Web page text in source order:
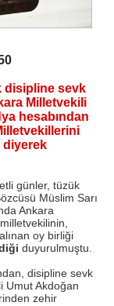
disipline sevk
Milletvekili
hesabından
diyerek
günler, tüzük
Müslim Sarı
Ankara
oy birliği
duyurulmuştu.
disipline sevk
Umut Akdoğan
zehir